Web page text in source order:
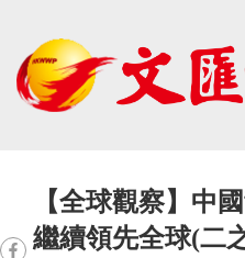
【全球觀察】中
繼續領先全球(二